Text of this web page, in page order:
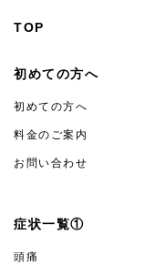
TOP
初めての方へ
初めての方へ
料金のご案内
お問い合わせ
症状一覧①
頭痛